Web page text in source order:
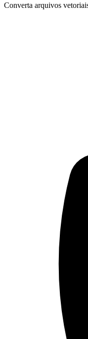
Converta arquivos